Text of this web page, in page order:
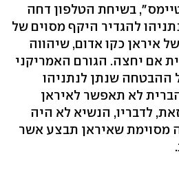
טיימס", בשיחת הטלפון דחה
להגדיר היקף מסוים של
איראן כקו אדום, שיהווה
אם יחצה. הגורם האמריקני
ההבטחה שנתן לנתניהו
לא תאפשר לאיראן
לדבריו, הנשיא לא היה
מסוימת שאיראן תבצע אשר